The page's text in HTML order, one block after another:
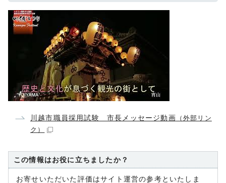
川越市職員採用試験 市長メッセージ動画 （外部リン
ク）
この情報はお役に立ちましたか？
お寄せいただいた評価はサイト運営の参考といたしま